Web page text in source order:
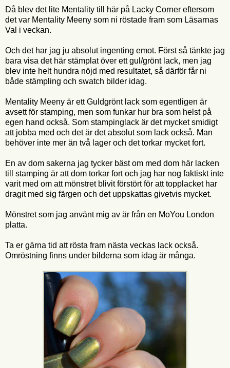
Då blev det lite Mentality till här på Lacky Corner eftersom
det var Mentality Meeny som ni röstade fram som Läsarnas
Val i veckan.
Och det har jag ju absolut ingenting emot. Först så tänkte jag
bara visa det här stämplat över ett gul/grönt lack, men jag
blev inte helt hundra nöjd med resultatet, så därför får ni
både stämpling och swatch bilder idag.
Mentality Meeny är ett Guldgrönt lack som egentligen är
avsett för stamping, men som funkar hur bra som helst på
egen hand också. Som stampinglack är det mycket smidigt
att jobba med och det är det absolut som lack också. Man
behöver inte mer än två lager och det torkar mycket fort.
En av dom sakerna jag tycker bäst om med dom här lacken
till stamping är att dom torkar fort och jag har nog faktiskt inte
varit med om att mönstret blivit förstört för att topplacket har
dragit med sig färgen och det uppskattas givetvis mycket.
Mönstret som jag använt mig av är från en MoYou London
platta.
Ta er gärna tid att rösta fram nästa veckas lack också.
Omröstning finns under bilderna som idag är många.